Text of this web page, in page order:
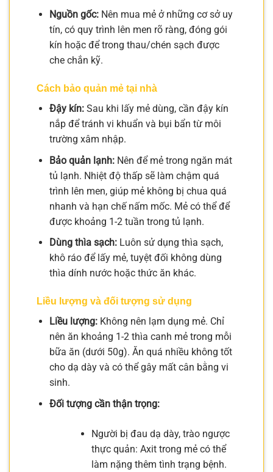
Nguồn gốc:Nên mua mẻ ở những cơ sở uy
tín, có quy trình lên men rõ ràng, đóng gói
kín hoặc để trong thau/chén sạch được
che chắn kỹ.
Cách bảo quản mẻ tại nhà
Đậy kín:Sau khi lấy mẻ dùng, cần đậy kín
nắp để tránh vi khuẩn và bụi bẩn từ môi
trường xâm nhập.
Bảo quản lạnh:Nên để mẻ trong ngăn mát
tủ lạnh. Nhiệt độ thấp sẽ làm chậm quá
trình lên men, giúp mẻ không bị chua quá
nhanh và hạn chế nấm mốc. Mẻ có thể để
được khoảng 1-2 tuần trong tủ lạnh.
Dùng thìa sạch:Luôn sử dụng thìa sạch,
khô ráo để lấy mẻ, tuyệt đối không dùng
thìa dính nước hoặc thức ăn khác.
Liều lượng và đối tượng sử dụng
Liều lượng:Không nên lạm dụng mẻ. Chỉ
nên ăn khoảng 1-2 thìa canh mẻ trong mỗi
bữa ăn (dưới 50g). Ăn quá nhiều không tốt
cho dạ dày và có thể gây mất cân bằng vi
sinh.
Đối tượng cần thận trọng:
Người bị đau dạ dày, trào ngược
thực quản: Axit trong mẻ có thể
làm nặng thêm tình trạng bệnh.